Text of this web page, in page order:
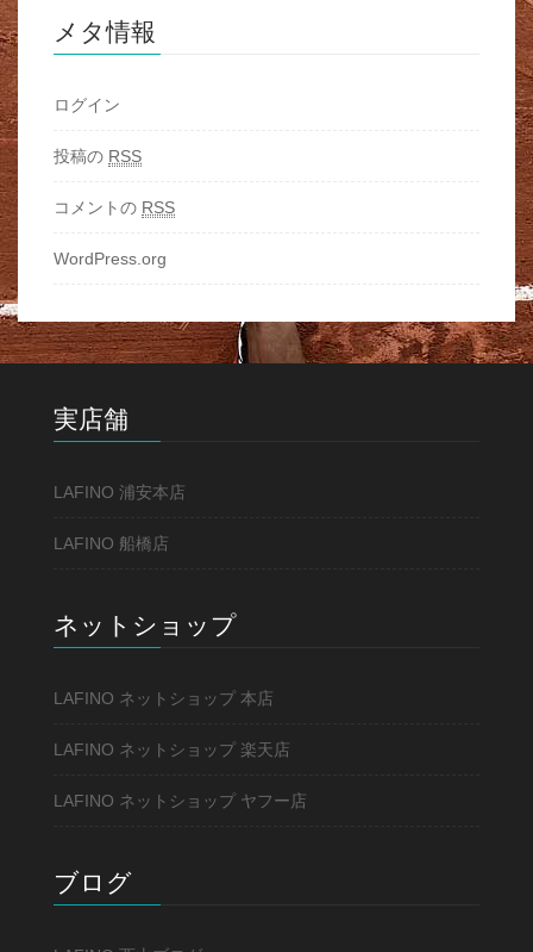
メタ情報
ログイン
投稿の RSS
コメントの RSS
WordPress.org
実店舗
LAFINO 浦安本店
LAFINO 船橋店
ネットショップ
LAFINO ネットショップ 本店
LAFINO ネットショップ 楽天店
LAFINO ネットショップ ヤフー店
ブログ